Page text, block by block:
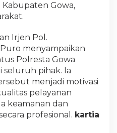
Gowa,
Irjen Pol.
menyampaikan
Polresta Gowa
seluruh pihak. Ia
menjadi motivasi
pelayanan
keamanan dan
profesional. kartia